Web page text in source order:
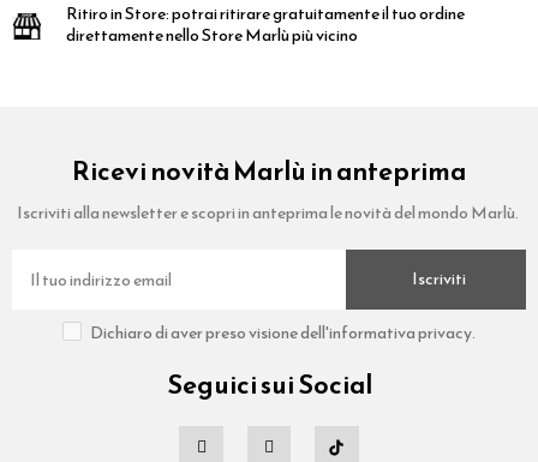
Ritiro in Store:potrai ritirare gratuitamente il tuo ordine
direttamente nello Store Marlù più vicino
Ricevi novità Marlù in anteprima
Iscriviti alla newsletter e scopri in anteprima le novità del mondo Marlù.
Iscriviti
Dichiaro di aver preso visione dell'informativa privacy.
Seguici sui Social